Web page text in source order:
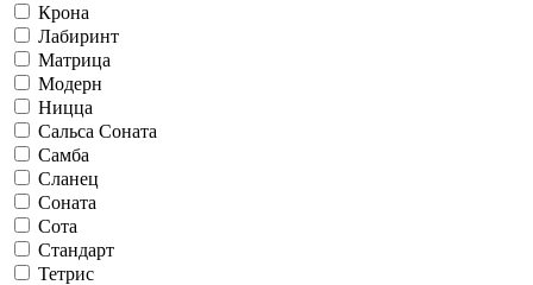
Крона
Лабиринт
Матрица
Модерн
Ницца
Сальса Соната
Самба
Сланец
Соната
Сота
Стандарт
Тетрис